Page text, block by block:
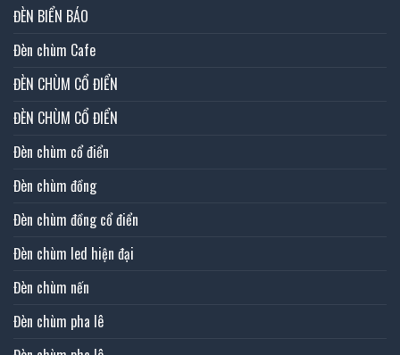
ĐÈN BIỂN BÁO
Đèn chùm Cafe
ĐÈN CHÙM CỔ ĐIỂN
ĐÈN CHÙM CỔ ĐIỂN
Đèn chùm cổ điển
Đèn chùm đồng
Đèn chùm đồng cổ điển
Đèn chùm led hiện đại
Đèn chùm nến
Đèn chùm pha lê